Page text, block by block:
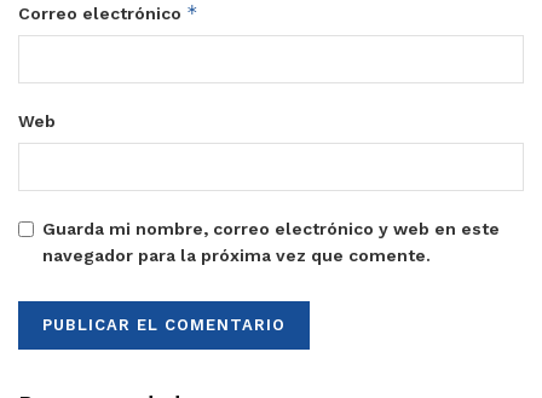
Correo electrónico *
Web
Guarda mi nombre, correo electrónico y web en este
navegador para la próxima vez que comente.